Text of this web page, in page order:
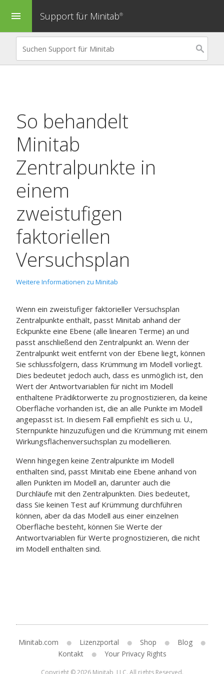
menu Support für Minitab®
So behandelt
Minitab
Zentralpunkte in
einem
zweistufigen
faktoriellen
Versuchsplan
Weitere Informationen zu Minitab
Wenn ein zweistufiger faktorieller Versuchsplan
Zentralpunkte enthält, passt Minitab anhand der
Eckpunkte eine Ebene (alle linearen Terme) an und
passt anschließend den Zentralpunkt an. Wenn der
Zentralpunkt weit entfernt von der Ebene liegt, können
Sie schlussfolgern, dass Krümmung im Modell vorliegt.
Dies bedeutet jedoch auch, dass es unmöglich ist, den
Wert der Antwortvariablen für nicht im Modell
enthaltene Prädiktorwerte zu prognostizieren, da keine
Oberfläche vorhanden ist, die an alle Punkte im Modell
angepasst ist. In diesem Fall empfiehlt es sich u. U.,
Sternpunkte hinzuzufügen und die Krümmung mit einem
Wirkungsflächenversuchsplan zu modellieren.
Wenn hingegen keine Zentralpunkte im Modell
enthalten sind, passt Minitab eine Ebene anhand von
allen Punkten im Modell an, darunter auch die
Durchläufe mit den Zentralpunkten. Dies bedeutet,
dass Sie keinen Test auf Krümmung durchführen
können, aber da das Modell aus einer einzelnen
Oberfläche besteht, können Sie Werte der
Antwortvariablen für Werte prognostizieren, die nicht
im Modell enthalten sind.
Minitab.com Lizenzportal Shop
Blog
Kontakt
Your Privacy Rights
Copyright © 2026 Minitab, LLC. All rights Reserved.